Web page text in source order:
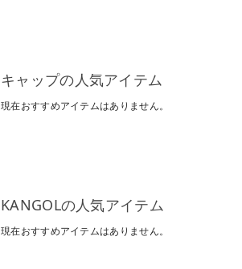
キャップの人気アイテム
現在おすすめアイテムはありません。
KANGOLの人気アイテム
現在おすすめアイテムはありません。